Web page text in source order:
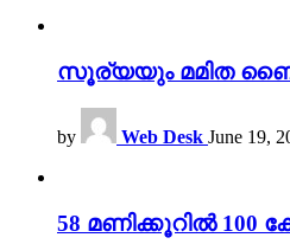
സൂര്യയും മമിത
by Web Desk June 19,
58 മണിക്കൂറിൽ